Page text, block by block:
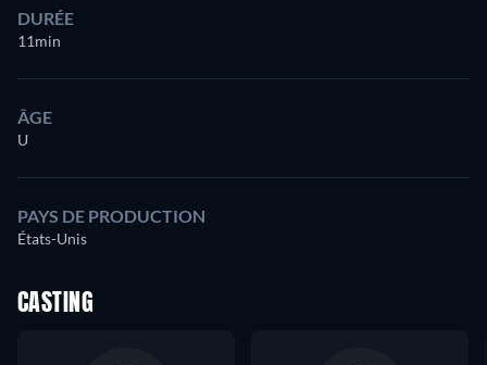
DURÉE
11min
ÂGE
U
PAYS DE PRODUCTION
États-Unis
CASTING